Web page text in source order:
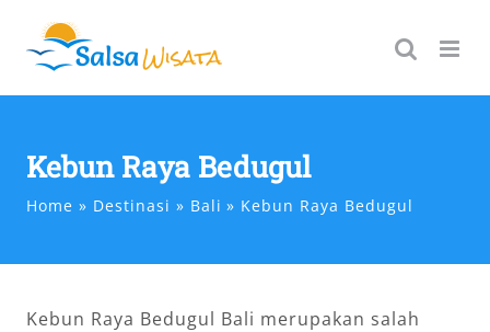
content
Kebun Raya Bedugul
Home Destinasi Bali Kebun Raya Bedugul
Kebun Raya Bedugul Bali merupakan salah